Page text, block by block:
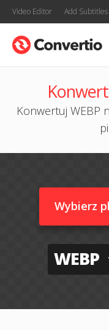
Video Editor Add
Konwertuj WEBP
Wybierz
WEBP